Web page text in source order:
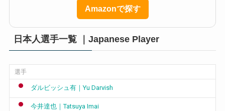
Amazonで探す
日本人選手一覧 ｜Japanese Player
選手
ダルビッシュ有｜Yu Darvish
今井達也｜Tatsuya Imai